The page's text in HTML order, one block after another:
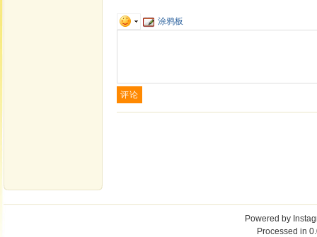
涂鸦板
Powered by
Processed in